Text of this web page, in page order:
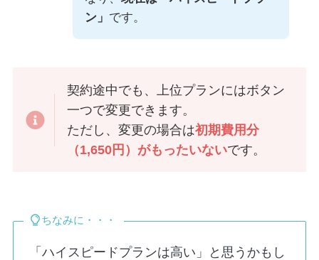
ン」 です。
契約途中でも、上位プランにはボタン
一つで変更できます。
ただし、変更の場合は初期費用分
（1,650円）がもったいないです。
ちなみに・・・
「ハイスピードプランは高い」と思うかもし